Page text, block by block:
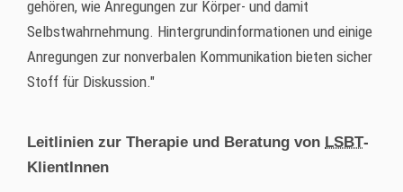
gehören, wie Anregungen zur Körper- und damit
Selbstwahrnehmung. Hintergrundinformationen und einige
Anregungen zur nonverbalen Kommunikation bieten sicher
Stoff für Diskussion."
Leitlinien zur Therapie und Beratung von LSBT-
KlientInnen